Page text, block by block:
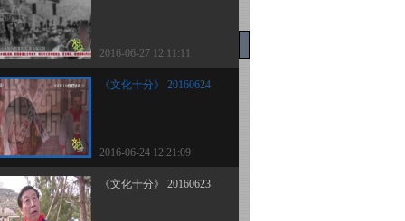
2016-06-27 12:11:11
《文化十分》 20160624
2016-06-24 12:21:09
《文化十分》 20160623